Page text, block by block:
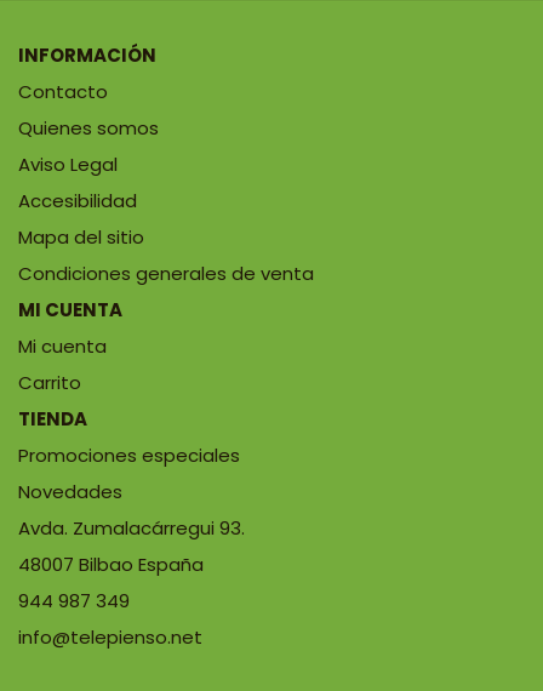
INFORMACIÓN
Contacto
Quienes somos
Aviso Legal
Accesibilidad
Mapa del sitio
Condiciones generales de venta
MI CUENTA
Mi cuenta
Carrito
TIENDA
Promociones especiales
Novedades
Avda. Zumalacárregui 93.
48007 Bilbao España
944 987 349
info@telepienso.net